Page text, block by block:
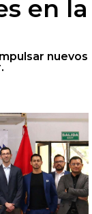
en la
nuevos